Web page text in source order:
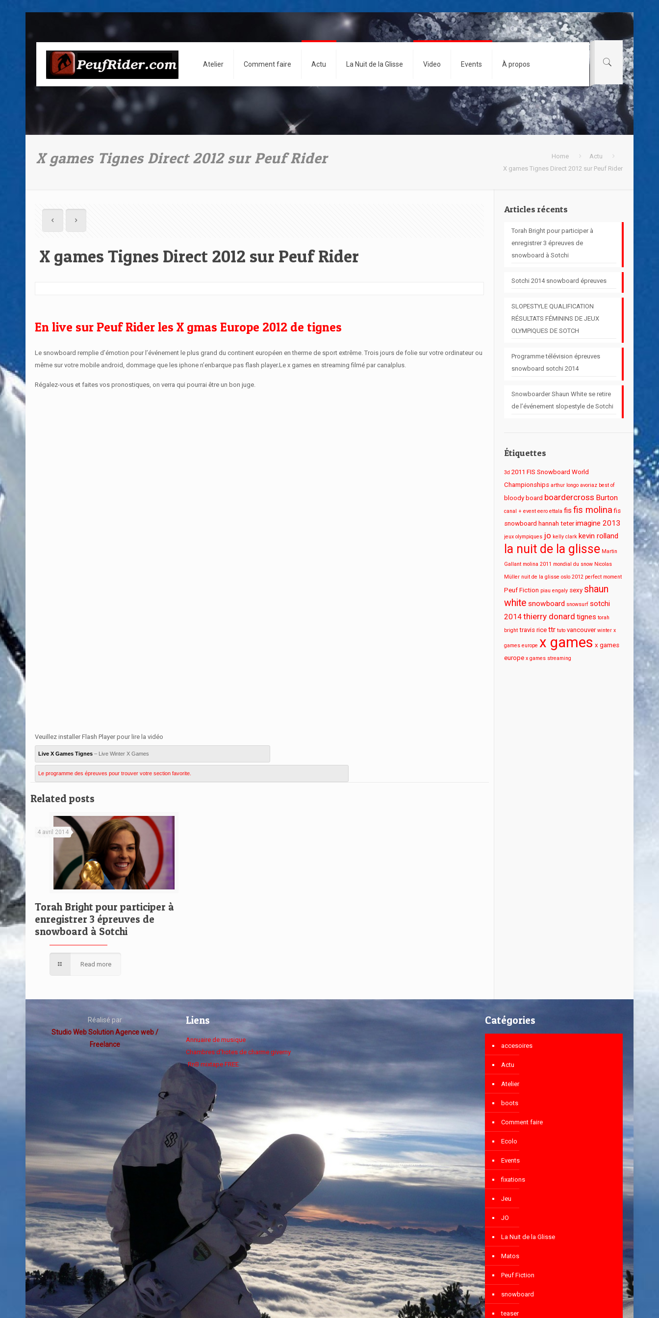
Atelier Comment faire Actu La Nuit de la Glisse Video Events À propos
X games Tignes Direct 2012 sur Peuf Rider Home
Actu
X games Tignes Direct 2012 sur Peuf Rider
X games Tignes Direct 2012 sur Peuf Rider
En live sur Peuf Rider les X gmas Europe 2012 de tignes
Le snowboard remplie d’émotion pour l’événement le plus grand du continent européen en therme de sport extrême. Trois jours de folie sur votre ordinateur ou
même sur votre mobile android, dommage que les iphone n’enbarque pas flash player.Le x games en streaming filmé par canalplus.
Régalez-vous et faites vos pronostiques, on verra qui pourrai être un bon juge.
Veuillez installer Flash Player pour lire la vidéo
Live X Games Tignes – Live Winter X Games
Le programme des épreuves pour trouver votre section favorite.
Related posts
4 avril 2014
Torah Bright pour participer à
enregistrer 3 épreuves de
snowboard à Sotchi
Read more
Articles récents
Torah Bright pour participer à
enregistrer 3 épreuves de
snowboard à Sotchi
Sotchi 2014 snowboard épreuves
SLOPESTYLE QUALIFICATION
RÉSULTATS FÉMININS DE JEUX
OLYMPIQUES DE SOTCH
Programme télévision épreuves
snowboard sotchi 2014
Snowboarder Shaun White se retire
de l’événement slopestyle de Sotchi
Étiquettes
3d 2011 FIS Snowboard World
Championships arthur longo avoriaz best of
bloody board boardercross Burton
canal + event eero ettala fis fis molina fis
snowboard hannah teter imagine 2013
jeux olympiques jo kelly clark kevin rolland
la nuit de la glisse Martin
Gallant molina 2011 mondial du snow Nicolas
Müller nuit de la glisse oslo 2012 perfect moment
Peuf Fiction piau engaly sexy shaun
white snowboard snowsurf sotchi
2014thierry donard tignes torah
bright travis rice ttr tuto vancouver winter x
games europe x games x games
europe x games streaming
Réalisé par
Studio Web Solution Agence web /
Freelance
Liens
Annuaire de musique
Chambres d'hotes de charme giverny
RnB mixtape FREE
Catégories
accesoires
Actu
Atelier
boots
Comment faire
Ecolo
Events
fixations
Jeu
JO
La Nuit de la Glisse
Matos
Peuf Fiction
snowboard
teaser